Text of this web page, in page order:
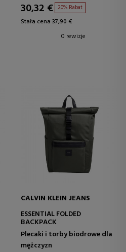
30,32 € 20% Rabat
Stała cena 37,90 €
0 rewizje
CALVIN KLEIN JEANS
ESSENTIAL FOLDED
BACKPACK
Plecaki i torby biodrowe dla
mężczyzn